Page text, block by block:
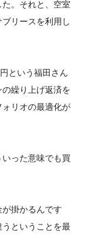
。それと、空室
リースを利用し
という福田さん
繰り上げ返済を
リオの最適化が
った意味でも買
が掛かるんです
ということを最